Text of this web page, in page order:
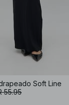
Soft Line
55.95